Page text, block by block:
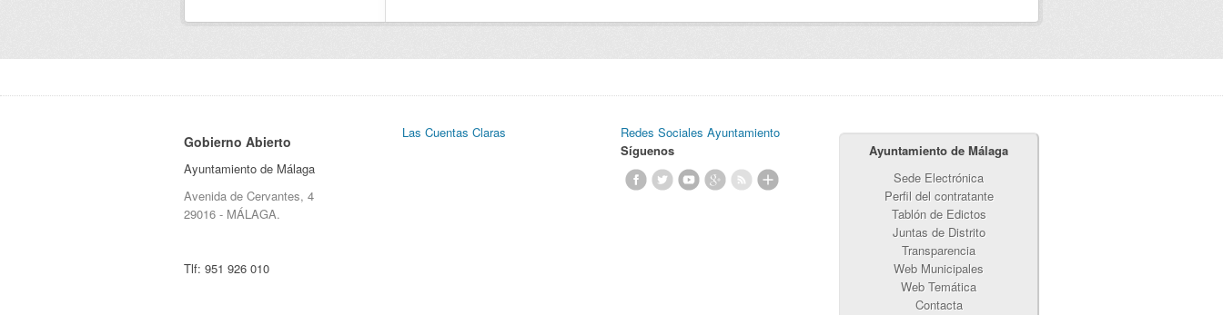
Gobierno Abierto
Ayuntamiento de Málaga
Avenida de Cervantes, 4
29016 - MÁLAGA.
Tlf: 951 926 010
Las Cuentas Claras
Redes Sociales Ayuntamiento
Síguenos
Ayuntamiento de Málaga
Sede Electrónica
Perfil del contratante
Tablón de Edictos
Juntas de Distrito
Transparencia
Web Municipales
Web Temática
Contacta